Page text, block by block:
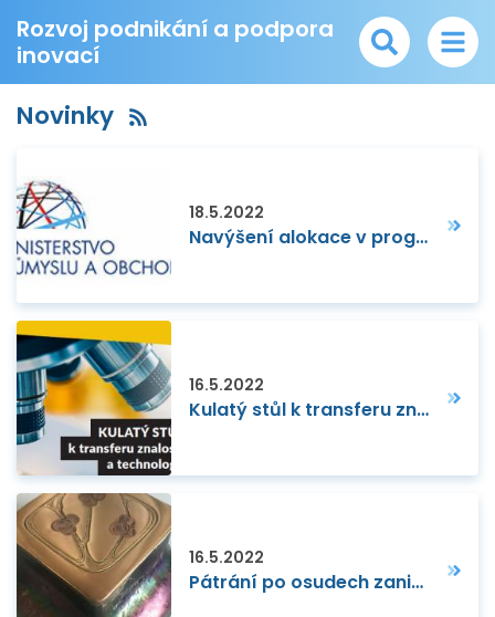
Rozvoj podnikání a podpora
inovací
Novinky
18.5.2022
Navýšení alokace v programu Inovační vouchery OP PIK
16.5.2022
Kulatý stůl k transferu znalostí a technologií
16.5.2022
Pátrání po osudech zaniklého užitného vzoru: netradiční nápomoc sběrateli historických výrobků